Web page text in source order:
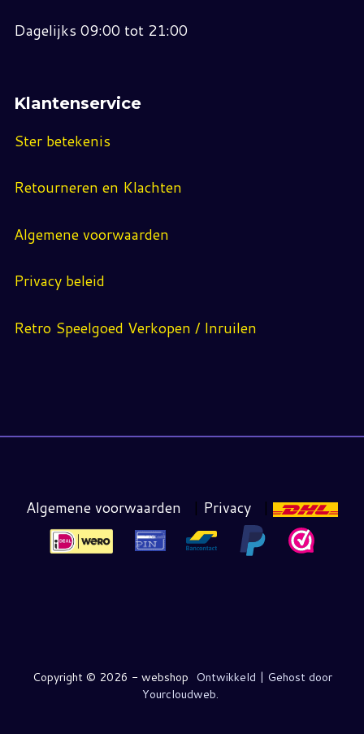
Dagelijks 09:00 tot 21:00
Klantenservice
Ster betekenis
Retourneren en Klachten
Algemene voorwaarden
Privacy beleid
Retro Speelgoed Verkopen / Inruilen
Algemene voorwaarden | Privacy |
Copyright © 2026 - webshop Ontwikkeld | Gehost door
Yourcloudweb.